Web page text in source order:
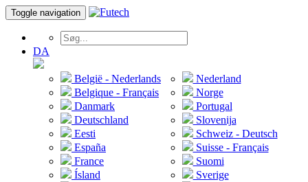
Toggle navigation
DA
België - Nederlands
Belgique - Français
Danmark
Deutschland
Eesti
España
France
Ísland
Nederland
Norge
Portugal
Slovenija
Schweiz - Deutsch
Suisse - Français
Suomi
Sverige